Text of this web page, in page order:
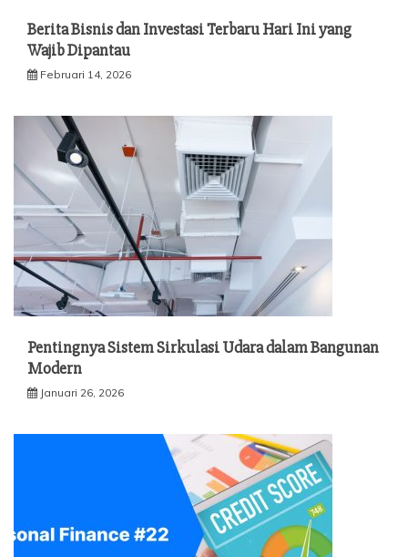
Berita Bisnis dan Investasi Terbaru Hari Ini yang
Wajib Dipantau
Februari 14, 2026
Pentingnya Sistem Sirkulasi Udara dalam Bangunan
Modern
Januari 26, 2026